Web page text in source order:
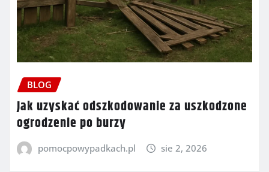
BLOG
Jak uzyskać odszkodowanie za uszkodzone
ogrodzenie po burzy
pomocpowypadkach.pl sie 2, 2026